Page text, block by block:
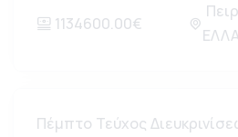
1134600.00€
Πέμπτο Τεύχος